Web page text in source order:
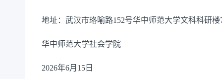
地址：武汉市珞喻路152号华中师范大学文科科研楼
华中师范大学社会学院
2026年6月15日